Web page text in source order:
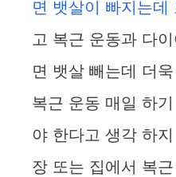
면 뱃살이 빠지는데
고 복근 운동과 다
면 뱃살 빼는데 더
복근 운동 매일 하
야 한다고 생각 하
장 또는 집에서 복